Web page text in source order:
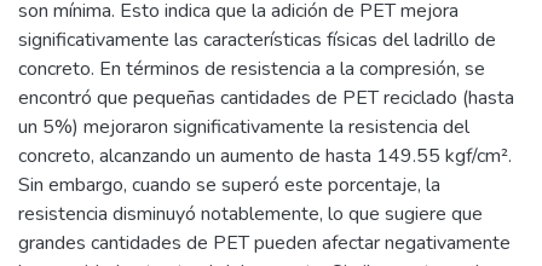
son mínima. Esto indica que la adición de PET mejora
significativamente las características físicas del ladrillo de
concreto. En términos de resistencia a la compresión, se
encontró que pequeñas cantidades de PET reciclado (hasta
un 5%) mejoraron significativamente la resistencia del
concreto, alcanzando un aumento de hasta 149.55 kgf/cm².
Sin embargo, cuando se superó este porcentaje, la
resistencia disminuyó notablemente, lo que sugiere que
grandes cantidades de PET pueden afectar negativamente